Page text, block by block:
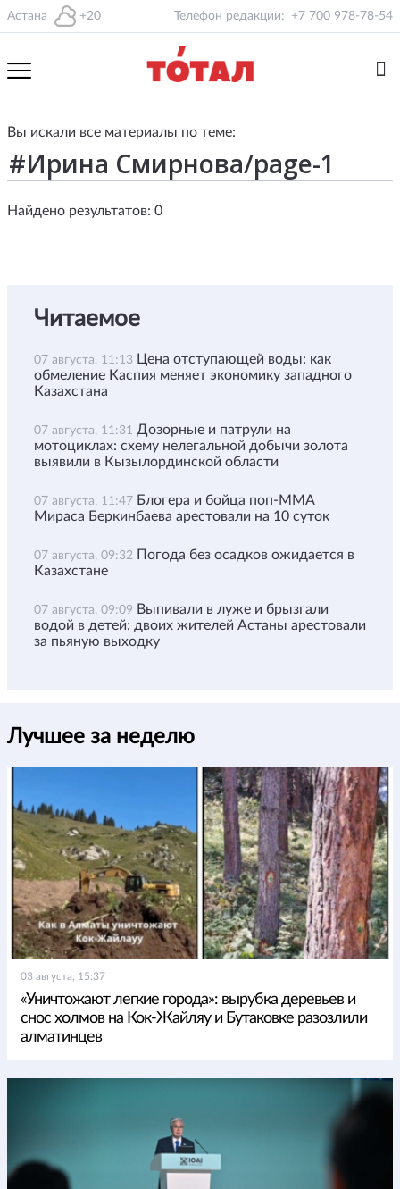
Астана +20 Телефон редакции: +7 700 978-78-54
Вы искали все материалы по теме:
Найдено результатов: 0
Читаемое
07 августа, 11:13 Цена отступающей воды: как
обмеление Каспия меняет экономику западного
Казахстана
07 августа, 11:31 Дозорные и патрули на
мотоциклах: схему нелегальной добычи золота
выявили в Кызылординской области
07 августа, 11:47 Блогера и бойца поп-ММА
Мираса Беркинбаева арестовали на 10 суток
07 августа, 09:32 Погода без осадков ожидается в
Казахстане
07 августа, 09:09 Выпивали в луже и брызгали
водой в детей: двоих жителей Астаны арестовали
за пьяную выходку
Лучшее за неделю
03 августа, 15:37
«Уничтожают легкие города»: вырубка деревьев и
снос холмов на Кок-Жайляу и Бутаковке разозлили
алматинцев